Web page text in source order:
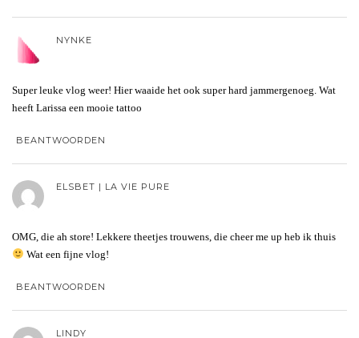
NYNKE
Super leuke vlog weer! Hier waaide het ook super hard jammergenoeg. Wat
heeft Larissa een mooie tattoo
BEANTWOORDEN
ELSBET | LA VIE PURE
OMG, die ah store! Lekkere theetjes trouwens, die cheer me up heb ik thuis
Wat een fijne vlog!
BEANTWOORDEN
LINDY